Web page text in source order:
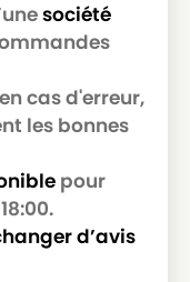
société
cas d'erreur,
les bonnes
pour
d’avis